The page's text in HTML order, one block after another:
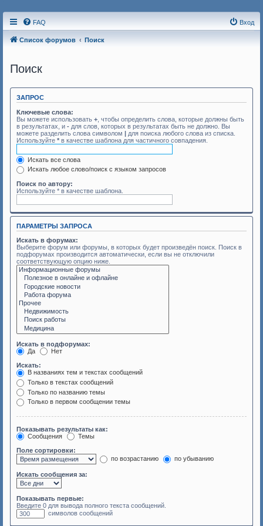
FAQ Вход
Список форумов Поиск
Поиск
ЗАПРОС
Ключевые слова:
Вы можете использовать + , чтобы определить слова, которые должны быть
в результатах, и - для слов, которых в результатах быть не должно. Вы
можете разделить слова символом | для поиска любого слова из списка.
Используйте * в качестве шаблона для частичного совпадения.
Искать все слова
Искать любое слово/поиск с языком запросов
Поиск по автору:
Используйте * в качестве шаблона.
ПАРАМЕТРЫ ЗАПРОСА
Искать в форумах:
Выберите форум или форумы, в которых будет произведён поиск. Поиск в
подфорумах производится автоматически, если вы не отключили
соответствующую опцию ниже.
Искать в подфорумах:
Да
Нет
Искать:
В названиях тем и текстах сообщений
Только в текстах сообщений
Только по названию темы
Только в первом сообщении темы
Показывать результаты как:
Сообщения
Темы
Поле сортировки:
по возрастанию
по убыванию
Искать сообщения за:
Показывать первые:
Введите 0 для вывода полного текста сообщений.
символов сообщений